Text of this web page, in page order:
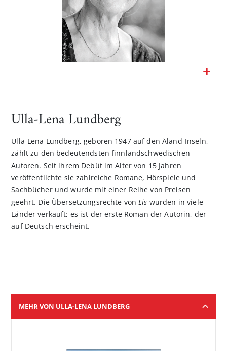
Bildgalerie
Ulla-Lena Lundberg
Ulla-Lena Lundberg, geboren 1947 auf den Åland-Inseln,
zählt zu den bedeutendsten finnlandschwedischen
Autoren. Seit ihrem Debüt im Alter von 15 Jahren
veröffentlichte sie zahlreiche Romane, Hörspiele und
Sachbücher und wurde mit einer Reihe von Preisen
geehrt. Die Übersetzungsrechte von Eis wurden in viele
Länder verkauft; es ist der erste Roman der Autorin, der
auf Deutsch erscheint.
MEHR VON ULLA-LENA LUNDBERG